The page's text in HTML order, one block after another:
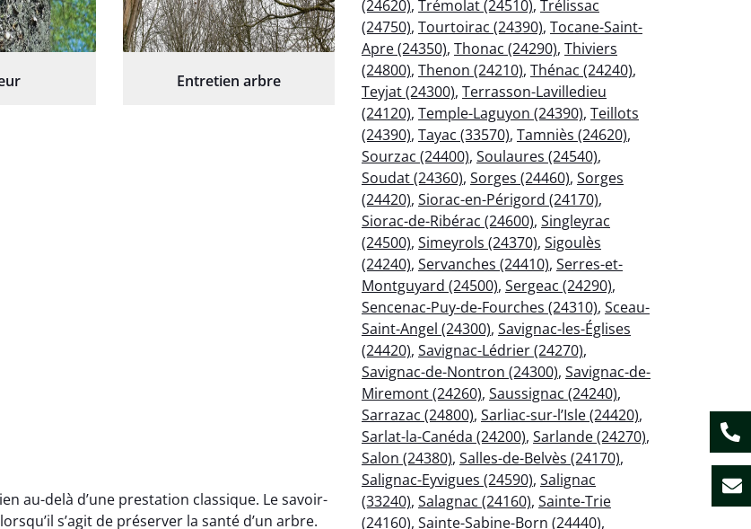
Entretien arbre
au-delà d’une prestation classique. Le savoir-
s’agit de préserver la santé d’un arbre.
(24620), Trémolat (24510), Trélissac
(24750), Tourtoirac (24390), Tocane-Saint-
Apre (24350), Thonac (24290), Thiviers
(24800), Thenon (24210), Thénac (24240),
Teyjat (24300), Terrasson-Lavilledieu
(24120), Temple-Laguyon (24390), Teillots
(24390), Tayac (33570), Tamniès (24620),
Sourzac (24400), Soulaures (24540),
Soudat (24360), Sorges (24460), Sorges
(24420), Siorac-en-Périgord (24170),
Siorac-de-Ribérac (24600), Singleyrac
(24500), Simeyrols (24370), Sigoulès
(24240), Servanches (24410), Serres-et-
Montguyard (24500), Sergeac (24290),
Sencenac-Puy-de-Fourches (24310), Sceau-
Saint-Angel (24300), Savignac-les-Églises
(24420), Savignac-Lédrier (24270),
Savignac-de-Nontron (24300), Savignac-de-
Miremont (24260), Saussignac (24240),
Sarrazac (24800), Sarliac-sur-l’Isle (24420),
Sarlat-la-Canéda (24200), Sarlande (24270),
Salon (24380), Salles-de-Belvès (24170),
Salignac-Eyvigues (24590), Salignac
(33240), Salagnac (24160), Sainte-Trie
(24160), Sainte-Sabine-Born (24440),